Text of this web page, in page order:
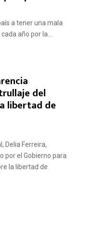
a tener una mala
año por la...
del
libertad de
Delia Ferreira,
por el Gobierno para
la libertad de